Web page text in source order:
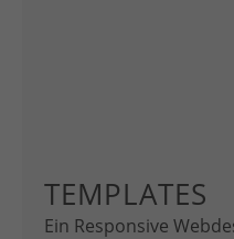
TEMPLATES
Ein Responsive